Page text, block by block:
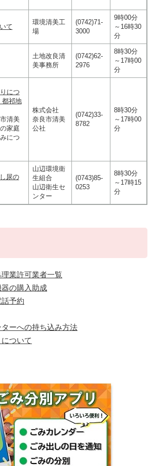
て
環境清美工
場
(0742)71-
3000
9時00分
～16時30
分
土地改良清
美事務所
(0742)62-
2976
8時30分
～17時00
分
につ
都祁地
清美
家庭
につ
株式会社
奈良市清美
公社
(0742)33-
8782
8時30分
～17時00
分
尿の
山辺環境衛
生組合
山辺衛生セ
ンター
(0743)85-
0253
8時30分
～17時15
分
業許可業者一覧
の購入助成
予約
ーへの持ち込み方法
ついて